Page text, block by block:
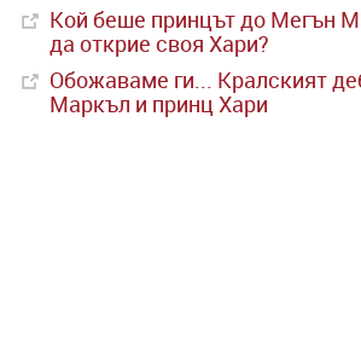
Кой беше принцът до Мегън
да открие своя Хари?
Обожаваме ги... Кралският
Маркъл и принц Хари